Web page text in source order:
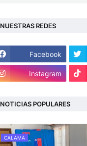
NUESTRAS REDES
Facebook
Instagram
NOTICIAS POPULARES
CALAMA